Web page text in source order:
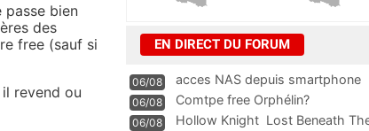
passe bien
des
free (sauf si
revend ou
EN DIRECT DU FORUM
06/08 acces NAS depuis smartphone
06/08 Comtpe free Orphélin?
06/08 Hollow Knight  Lost Beneath